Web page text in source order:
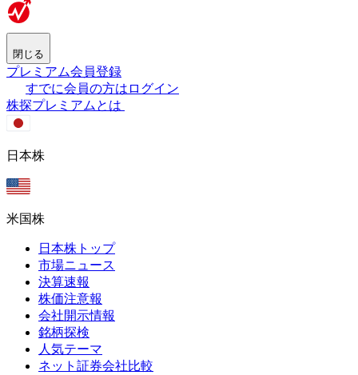
閉じる
プレミアム会員登録
すでに会員の方はログイン
株探プレミアムとは
日本株
米国株
日本株トップ
市場ニュース
決算速報
株価注意報
会社開示情報
銘柄探検
人気テーマ
ネット証券会社比較